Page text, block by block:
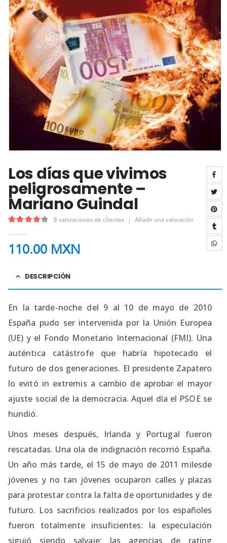
Los días que vivimos
peligrosamente –
Mariano Guindal
8 valoraciones de clientes Añadir una valoración
110.00 MXN
DESCRIPCIÓN
En la tarde-noche del 9 al 10 de mayo de 2010
España pudo ser intervenida por la Unión Europea
(UE) y el Fondo Monetario Internacional (FMI). Una
auténtica catástrofe que habría hipotecado el
futuro de dos generaciones. El presidente Zapatero
lo evitó in extremis a cambio de aprobar el mayor
ajuste social de la democracia. Aquel día el PSOE se
hundió.
Unos meses después, Irlanda y Portugal fueron
rescatadas. Una ola de indignación recorrió España.
Un año más tarde, el 15 de mayo de 2011 milesde
jóvenes y no tan jóvenes ocuparon calles y plazas
para protestar contra la falta de oportunidades y de
futuro. Los sacrificios realizados por los españoles
fueron totalmente insuficientes: la especulación
siguió siendo salvaje; las agencias de rating